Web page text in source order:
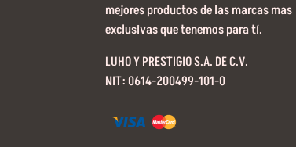
mejores productos de las marcas mas
exclusivas que tenemos para tí.
LUHO Y PRESTIGIO S.A. DE C.V.
NIT: 0614-200499-101-0